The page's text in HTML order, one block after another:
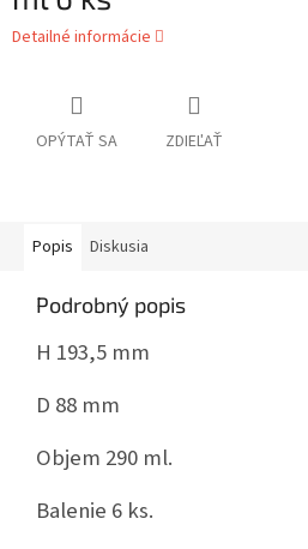
Detailné informácie
OPÝTAŤ SA ZDIEĽAŤ
Popis Diskusia
Podrobný popis
H 193,5 mm
D 88 mm
Objem 290 ml.
Balenie 6 ks.